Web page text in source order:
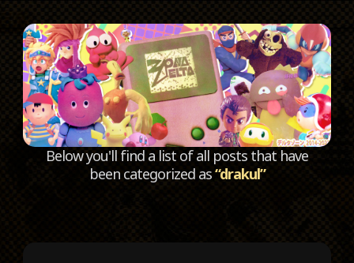
Below you'll find a list of all posts that have
been categorized as“drakul”